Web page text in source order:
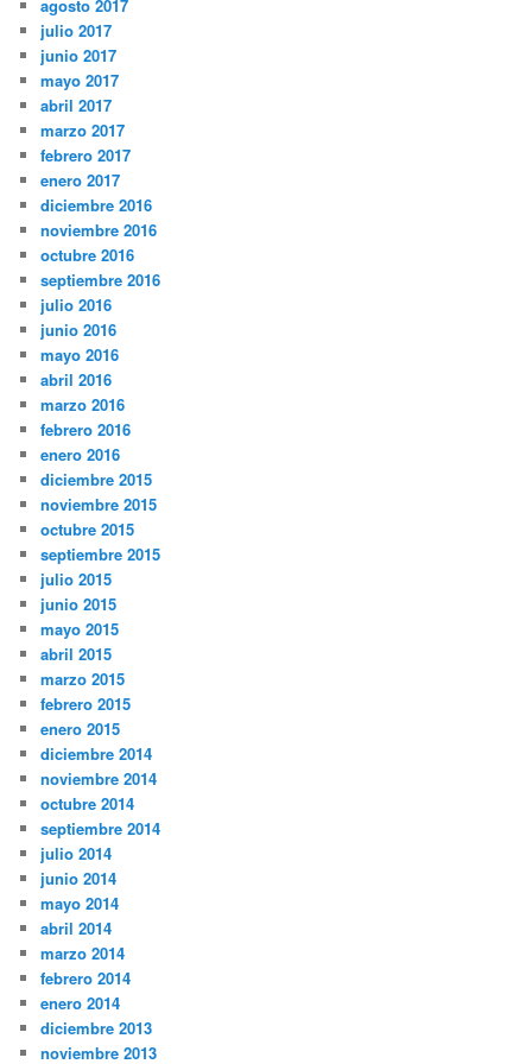
agosto 2017
julio 2017
junio 2017
mayo 2017
abril 2017
marzo 2017
febrero 2017
enero 2017
diciembre 2016
noviembre 2016
octubre 2016
septiembre 2016
julio 2016
junio 2016
mayo 2016
abril 2016
marzo 2016
febrero 2016
enero 2016
diciembre 2015
noviembre 2015
octubre 2015
septiembre 2015
julio 2015
junio 2015
mayo 2015
abril 2015
marzo 2015
febrero 2015
enero 2015
diciembre 2014
noviembre 2014
octubre 2014
septiembre 2014
julio 2014
junio 2014
mayo 2014
abril 2014
marzo 2014
febrero 2014
enero 2014
diciembre 2013
noviembre 2013